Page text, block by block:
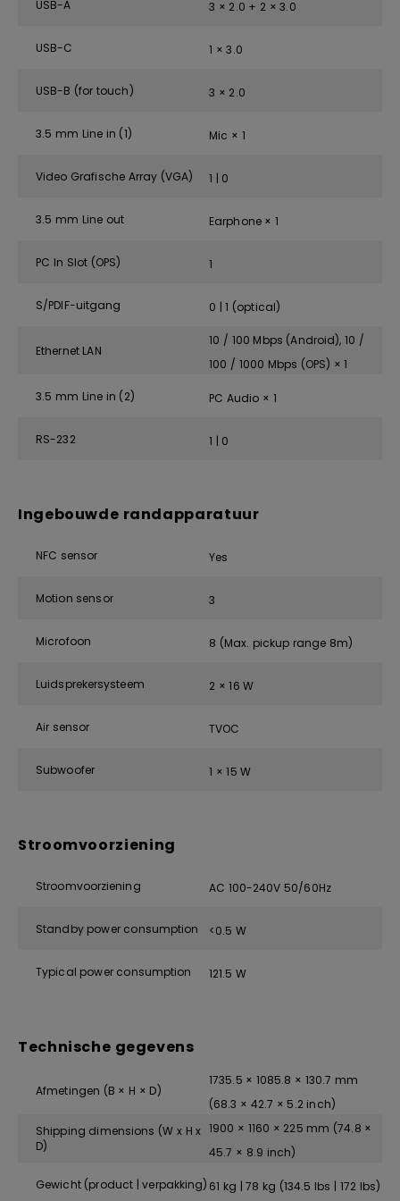
USB-A 3 × 2.0 + 2 × 3.0
USB-C 1 × 3.0
USB-B (for touch) 3 × 2.0
3.5 mm Line in (1) Mic × 1
Video Grafische Array (VGA) 1 | 0
3.5 mm Line out Earphone × 1
PC In Slot (OPS) 1
S/PDIF-uitgang 0 | 1 (optical)
Ethernet LAN
10 / 100 Mbps (Android), 10 /
100 / 1000 Mbps (OPS) × 1
3.5 mm Line in (2) PC Audio × 1
RS-232 1 | 0
Ingebouwde randapparatuur
NFC sensor Yes
Motion sensor 3
Microfoon 8 (Max. pickup range 8m)
Luidsprekersysteem 2 × 16 W
Air sensor TVOC
Subwoofer 1 × 15 W
Stroomvoorziening
Stroomvoorziening AC 100-240V 50/60Hz
Standby power consumption <0.5 W
Typical power consumption 121.5 W
Technische gegevens
Afmetingen (B × H × D)
1735.5 × 1085.8 × 130.7 mm
(68.3 × 42.7 × 5.2 inch)
Shipping dimensions (W x H x
D)
1900 × 1160 × 225 mm (74.8 ×
45.7 × 8.9 inch)
Gewicht (product | verpakking) 61 kg | 78 kg (134.5 lbs | 172 lbs)